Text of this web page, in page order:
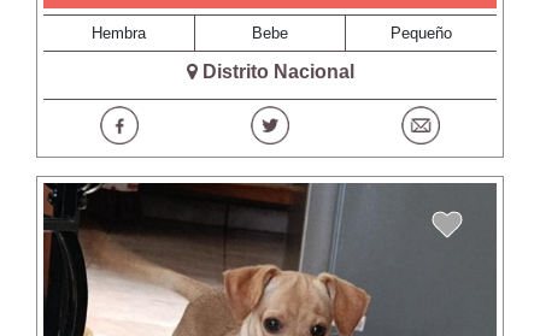
Hembra Bebe Pequeño
Distrito Nacional